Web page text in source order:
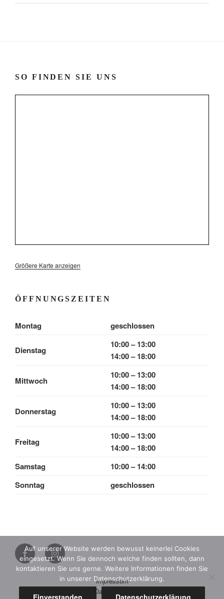
SO FINDEN SIE UNS
Größere Karte anzeigen
ÖFFNUNGSZEITEN
Montag geschlossen
Dienstag
10:00 – 13:00
14:00 – 18:00
Mittwoch
10:00 – 13:00
14:00 – 18:00
Donnerstag
10:00 – 13:00
14:00 – 18:00
Freitag
10:00 – 13:00
14:00 – 18:00
Samstag
10:00 – 14:00
Sonntag
geschlossen
Facebook
Instagram
Impressum
Datenschutz
Auf unserer Website werden bewusst keinerlei Cookies
eingesetzt. Wenn Sie dennoch welche finden sollten, dann
kontaktieren Sie uns gerne. Weitere Informationen finden Sie
in unserer Datenschutzerklärung.
Einverstanden Datenschutzerklärung